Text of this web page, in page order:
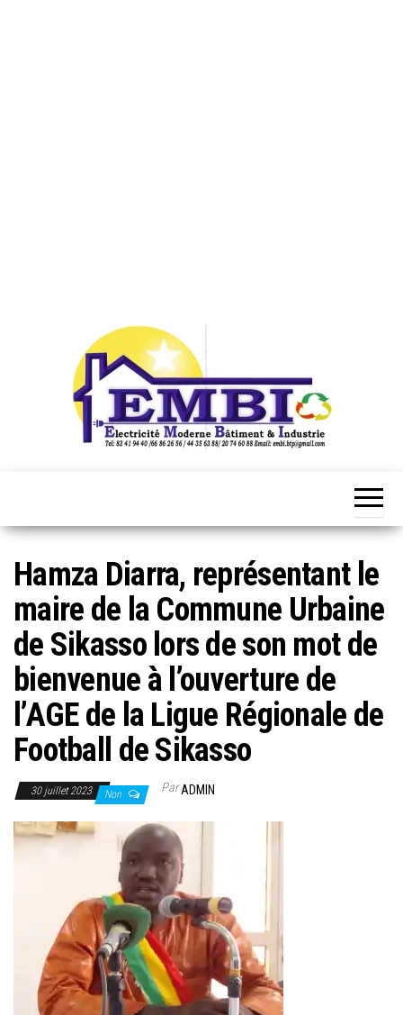
Hamza Diarra, représentant le
maire de la Commune Urbaine
de Sikasso lors de son mot de
bienvenue à l’ouverture de
l’AGE de la Ligue Régionale de
Football de Sikasso
30 juillet 2023 Non ParADMIN